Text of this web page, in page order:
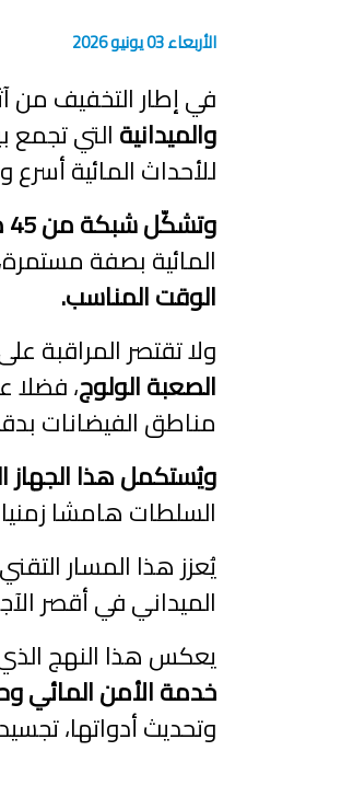
الأربعاء 03 يونيو 2026
في إطار التخفيف من
والميدانيةالتي تجمع
للأحداث المائية أسرع
وتشكّل شبكة من 45 محطة هيدرولوجية العمود الفقري لهذه المنظومة
المائية بصفة
الوقت المناسب.
ولا تقتصر المراقبة
الصعبة الولوج، فضلا
مناطق الفيضانات
ويُستكمل هذا الجهاز
السلطات هامشا زمنيا
يُعزز هذا المسار
الميداني في أقصر
يعكس هذا النهج
خدمة الأمن المائي
وتحديث أدواتها،